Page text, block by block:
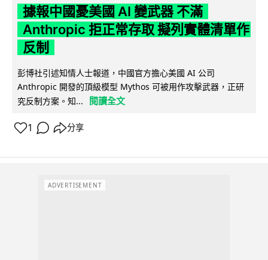
據報中國憂美國 AI 變武器 不滿
Anthropic 拒正常存取 擬列實體清單作
反制
彭博社引述知情人士報道，中國官方擔心美國 AI 公司
Anthropic 開發的頂級模型 Mythos 可被用作攻擊武器，正研
究反制方案。知...
閱讀全文
1 分享
ADVERTISEMENT